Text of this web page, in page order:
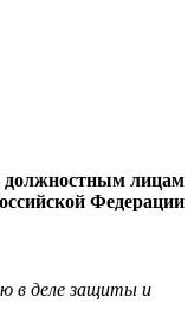
лицам
Федерации
в деле защиты и